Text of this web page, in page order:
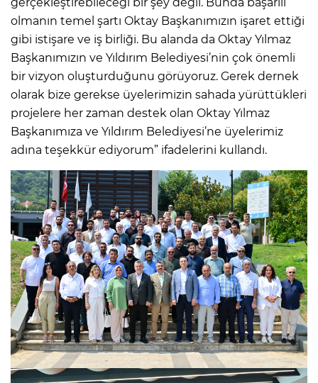
olmanın temel şartı Oktay Başkanımızın işaret ettiği
gibi istişare ve iş birliği. Bu alanda da Oktay Yılmaz
Başkanımızın ve Yıldırım Belediyesi’nin çok önemli
bir vizyon oluşturduğunu görüyoruz. Gerek dernek
olarak bize gerekse üyelerimizin sahada yürüttükleri
projelere her zaman destek olan Oktay Yılmaz
Başkanımıza ve Yıldırım Belediyesi’ne üyelerimiz
adına teşekkür ediyorum” ifadelerini kullandı.